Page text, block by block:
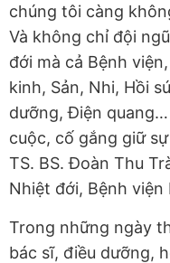
chúng tôi càng
Và không chỉ đội
đới mà cả Bệnh
kinh, Sản, Nhi, Hồi
dưỡng, Điện
cuộc, cố gắng giữ
TS. BS. Đoàn Thu
Nhiệt đới, Bệnh viện
Trong những ngày
bác sĩ, điều dưỡng,